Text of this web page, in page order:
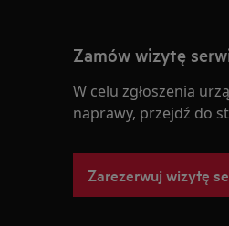
Zamów wizytę
W celu zgłoszenia
naprawy, przejdź do
Zarezerwuj wizytę